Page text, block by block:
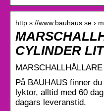
http s://www.bauhaus.se ›
CYLINDER
På BAUHAUS finner
lyktor, alltid med 60
dagars leveranstid.